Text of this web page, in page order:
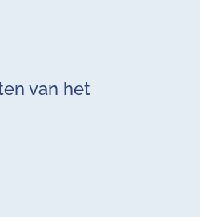
van het